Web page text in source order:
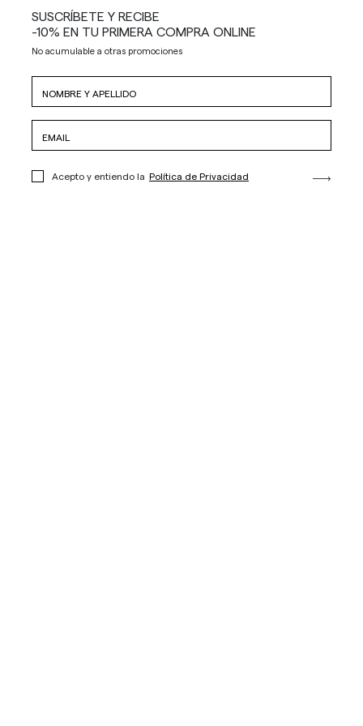
SUSCRÍBETE Y RECIBE
-10% EN TU PRIMERA COMPRA ONLINE
No acumulable a otras promociones
Acepto y entiendo la Política de Privacidad